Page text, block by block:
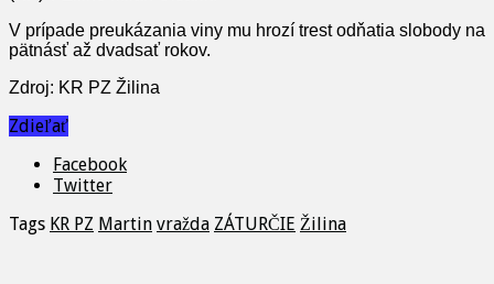
V prípade preukázania viny mu hrozí trest odňatia slobody na
pätnásť až dvadsať rokov.
Zdroj: KR PZ Žilina
Zdieľať
Facebook
Twitter
Tags KR PZ Martin vražda ZÁTURČIE Žilina